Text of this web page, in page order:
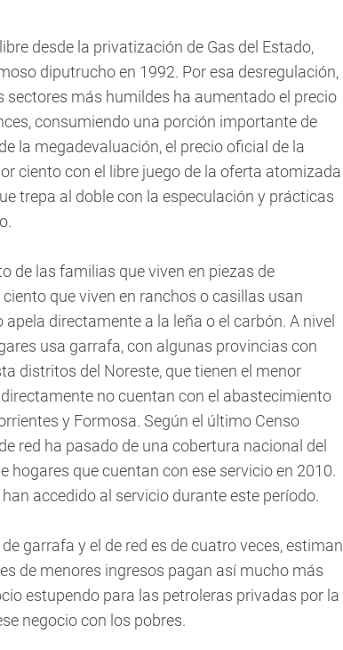
desde la privatización de Gas del Estado,
diputrucho en 1992. Por esa desregulación,
sectores más humildes ha aumentado el precio
consumiendo una porción importante de
la megadevaluación, el precio oficial de la
ciento con el libre juego de la oferta atomizada
trepa al doble con la especulación y prácticas
de las familias que viven en piezas de
que viven en ranchos o casillas usan
directamente a la leña o el carbón. A nivel
usa garrafa, con algunas provincias con
distritos del Noreste, que tienen el menor
no cuentan con el abastecimiento
y Formosa. Según el último Censo
red ha pasado de una cobertura nacional del
hogares que cuentan con ese servicio en 2010.
accedido al servicio durante este período.
garrafa y el de red es de cuatro veces, estiman
de menores ingresos pagan así mucho más
estupendo para las petroleras privadas por la
negocio con los pobres.